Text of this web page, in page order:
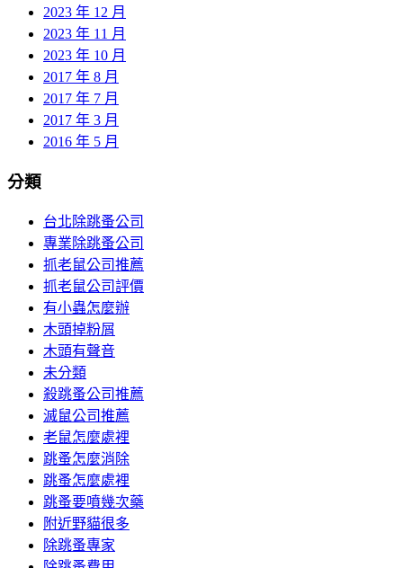
2023 年 12 月
2023 年 11 月
2023 年 10 月
2017 年 8 月
2017 年 7 月
2017 年 3 月
2016 年 5 月
分類
台北除跳蚤公司
專業除跳蚤公司
抓老鼠公司推薦
抓老鼠公司評價
有小蟲怎麼辦
木頭掉粉屑
木頭有聲音
未分類
殺跳蚤公司推薦
滅鼠公司推薦
老鼠怎麼處裡
跳蚤怎麼消除
跳蚤怎麼處裡
跳蚤要噴幾次藥
附近野貓很多
除跳蚤專家